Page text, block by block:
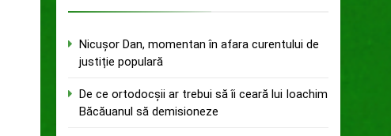
Nicușor Dan, momentan în afara curentului de
justiție populară
De ce ortodocșii ar trebui să îi ceară lui Ioachim
Băcăuanul să demisioneze